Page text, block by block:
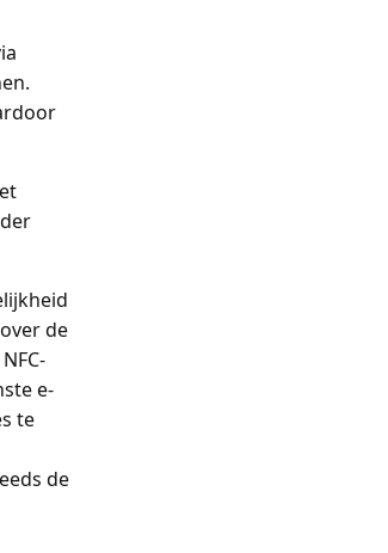
de
e-
te
de